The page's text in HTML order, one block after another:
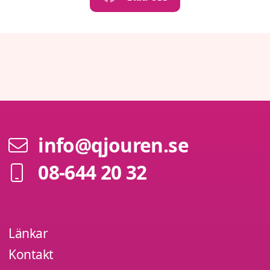
info@qjouren.se
08-644 20 32
Länkar
Kontakt